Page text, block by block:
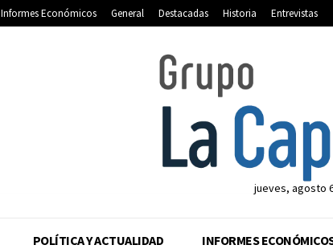
Informes Económicos General Destacadas Historia Entrevistas
jueves, agosto
POLÍTICA Y ACTUALIDAD INFORMES